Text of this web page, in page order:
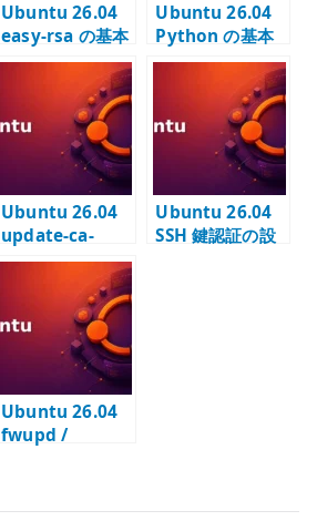
Ubuntu 26.04
easy-rsa の基本
– 内部 CA と
SAN 付き証明書
を作成する
Ubuntu 26.04
Python の基本
設定 – サーバー
管理で使う実行
環境を管理する
Ubuntu 26.04
update-ca-
certificates の
基本設定 – 内部
CA 証明書を信頼
する
Ubuntu 26.04
SSH 鍵認証の設
Ubuntu 26.04
fwupd /
シ環境での